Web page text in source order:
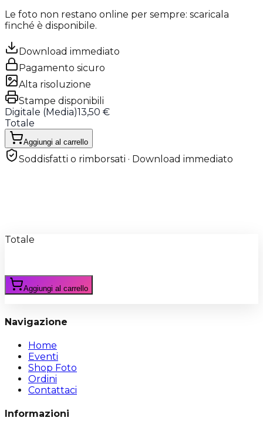
Le foto non restano online per sempre: scaricala
finché è disponibile.
Download immediato
Pagamento sicuro
Alta risoluzione
Stampe disponibili
Digitale (Media)13,50 €
Totale
Aggiungi al carrello
Soddisfatti o rimborsati · Download immediato
Totale
Aggiungi al carrello
Navigazione
Home
Eventi
Shop Foto
Ordini
Contattaci
Informazioni